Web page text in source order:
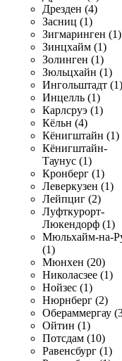
Дрезден (4)
Засниц (1)
Зигмаринген (1)
Зинцхайм (1)
Золинген (1)
Зюльцхайн (1)
Ингольштадт (1)
Инцелль (1)
Карлсруэ (1)
Кёльн (4)
Кёнигштайн (1)
Кёнигштайн-
Таунус (1)
Кронберг (1)
Леверкузен (1)
Лейпциг (2)
Луфткурорт-
Люкендорф (1)
Мюльхайм-на-
(1)
Мюнхен (20)
Николасзее (1)
Нойзес (1)
Нюрнберг (2)
Обераммергау
Ойтин (1)
Потсдам (10)
Равенсбург (1)